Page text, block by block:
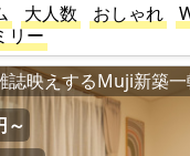
大人数 おしゃれ
リー
誌映えするMuji新築一
～